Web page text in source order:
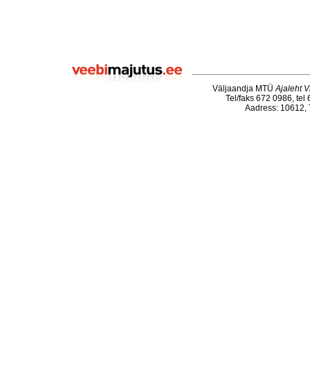
Väljaandja MTÜAjaleht
Tel/faks 672 0986, tel
Aadress: 10612,